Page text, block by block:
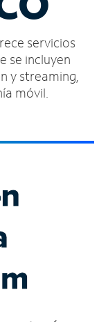
servicios
se incluyen
y streaming,
móvil.